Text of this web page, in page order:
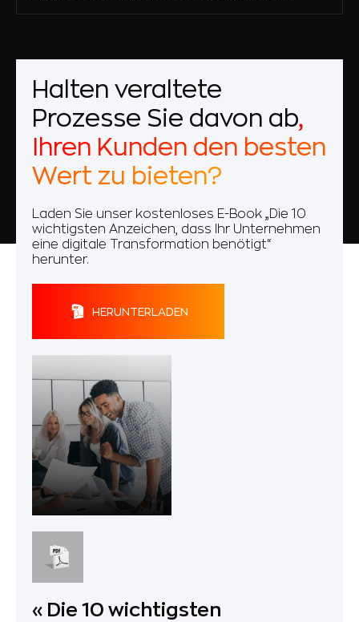
Halten veraltete
Prozesse Sie davon ab,
Ihren Kunden den besten
Wert zu bieten?
Laden Sie unser kostenloses E-Book „Die 10
wichtigsten Anzeichen, dass Ihr Unternehmen
eine digitale Transformation benötigt“
herunter.
HERUNTERLADEN
«Die 10 wichtigsten